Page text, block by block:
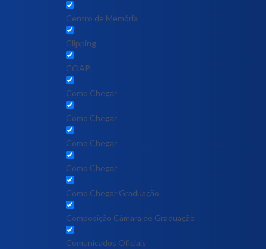
Centro de Memória
Clipping
COAP
Como Chegar
Como Chegar
Como Chegar
Como Chegar
Como Chegar Graduação
Composição Câmara de Graduação
Comunicados Oficiais